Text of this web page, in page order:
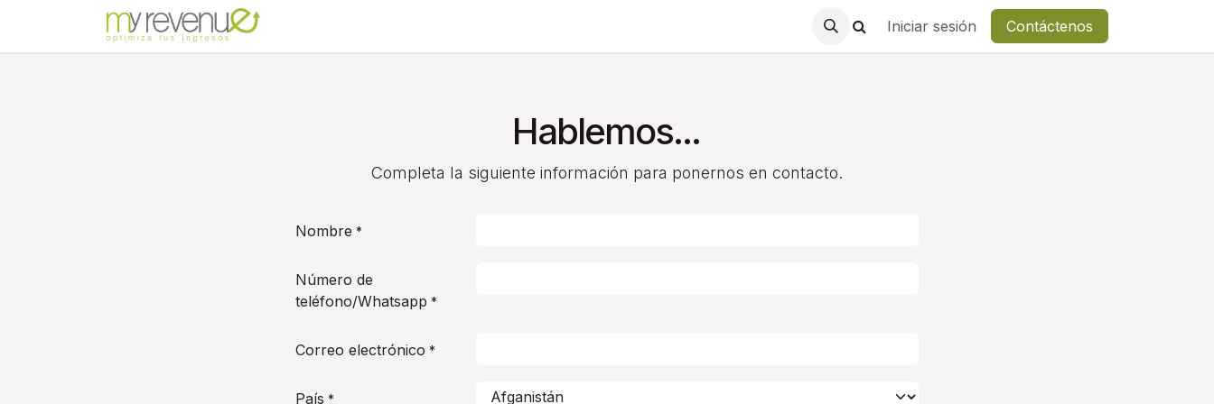
Iniciar sesión Contáctenos
Hablemos...
Completa la siguiente información para ponernos en contacto.
Nombre *
Número de
teléfono/Whatsapp *
Correo electrónico *
País *